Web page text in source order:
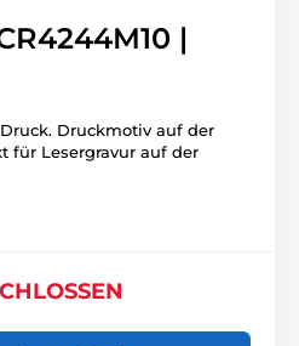
|
Druckmotiv auf der
für Lesergravur auf der